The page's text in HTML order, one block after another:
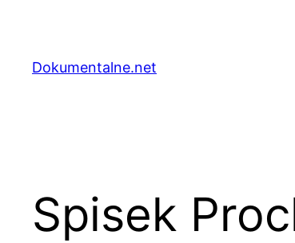
treściDokumentalne.net
Spisek